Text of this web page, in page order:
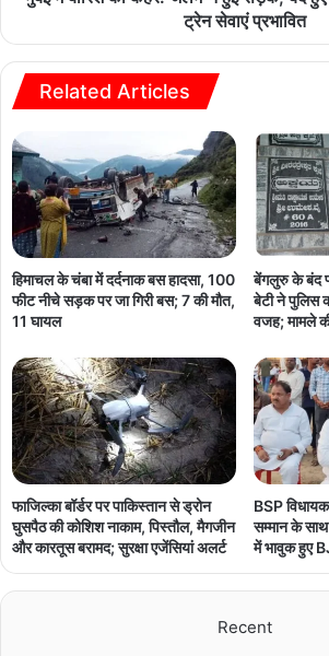
ट्रेन सेवाएं प्रभावित
Related Articles
हिमाचल के चंबा में दर्दनाक बस हादसा, 100
फीट नीचे सड़क पर जा गिरी बस; 7 की मौत,
11 घायल
बेंगलुरु के बंद
बेटी ने पुलिस
वजह; मामले
फाजिल्का बॉर्डर पर पाकिस्तान से ड्रोन
घुसपैठ की कोशिश नाकाम, पिस्तौल, मैगजीन
और कारतूस बरामद; सुरक्षा एजेंसियां अलर्ट
BSP
सम्मान के
में भावुक हुए
Recent